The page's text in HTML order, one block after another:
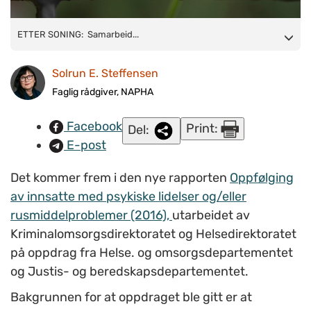
ETTER SONING: Samarbeid med skole, NAV og
opplæring og arbeid etter løslatelse, er sentralt.
Illustrasjonsfoto: Colourbox
ETTER SONING: Samarbeid...
Solrun E. Steffensen
Faglig rådgiver, NAPHA
Facebook
E-post
Del: Print:
Det kommer frem i den nye rapporten Oppfølging
av innsatte med psykiske lidelser og/eller
rusmiddelproblemer (2016), utarbeidet av
Kriminalomsorgsdirektoratet og Helsedirektoratet
på oppdrag fra Helse. og omsorgsdepartementet
og Justis- og beredskapsdepartementet.
Bakgrunnen for at oppdraget ble gitt er at